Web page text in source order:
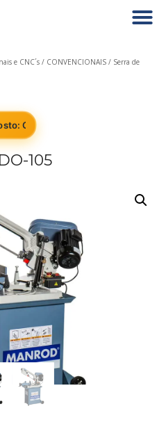
e CNC´s / CONVENCIONAIS / Serra de
Cobrimos qualquer preço em
105